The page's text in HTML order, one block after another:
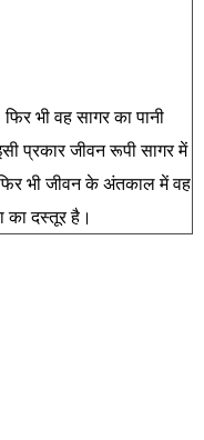
भी वह सागर का पानी
प्रकार जीवन रूपी सागर में
भी जीवन के अंतकाल में वह
का दस्तूर है।